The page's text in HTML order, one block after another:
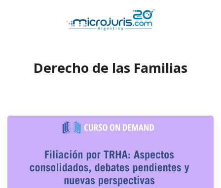
Derecho de las Familias